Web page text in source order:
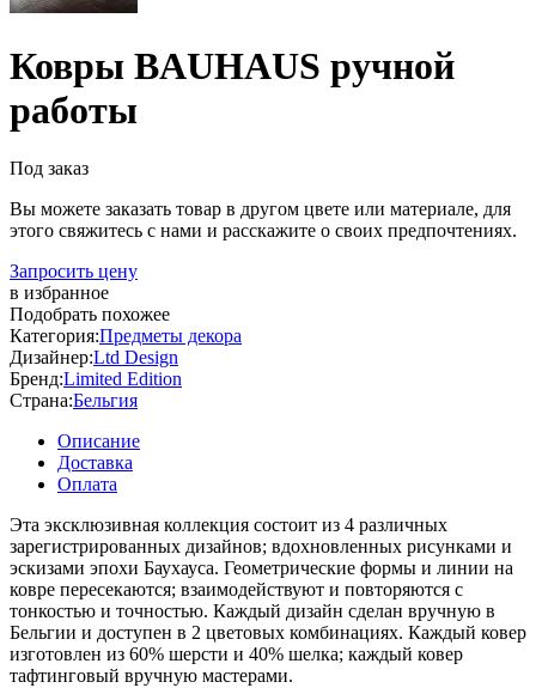
Ковры BAUHAUS ручной
работы
Под заказ
Вы можете заказать товар в другом цвете или материале, для
этого свяжитесь с нами и расскажите о своих предпочтениях.
Запросить цену
в избранное
Подобрать похожее
Категория:Предметы декора
Дизайнер:Ltd Design
Бренд:Limited Edition
Страна:Бельгия
Описание
Доставка
Оплата
Эта эксклюзивная коллекция состоит из 4 различных
зарегистрированных дизайнов; вдохновленных рисунками и
эскизами эпохи Баухауса. Геометрические формы и линии на
ковре пересекаются; взаимодействуют и повторяются с
тонкостью и точностью. Каждый дизайн сделан вручную в
Бельгии и доступен в 2 цветовых комбинациях. Каждый ковер
изготовлен из 60% шерсти и 40% шелка; каждый ковер
тафтинговый вручную мастерами.